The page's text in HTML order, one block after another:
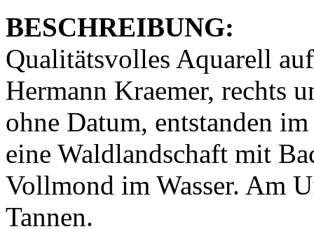
BESCHREIBUNG:
Qualitätsvolles Aquarell
Hermann Kraemer, rechts
ohne Datum, entstanden
eine Waldlandschaft mit
Vollmond im Wasser. Am
Tannen.